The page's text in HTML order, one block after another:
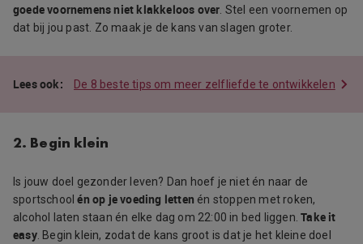
goede voornemens niet klakkeloos over . Stel een voornemen op
dat bij jou past. Zo maak je de kans van slagen groter.
De 8 beste tips om meer zelfliefde te ontwikkelen
2. Begin klein
Is jouw doel gezonder leven? Dan hoef je niet én naar de
sportschoolén op je voeding letten én stoppen met roken,
alcohol laten staan én elke dag om 22:00 in bed liggen.Take it
easy. Begin klein, zodat de kans groot is dat je het kleine doel